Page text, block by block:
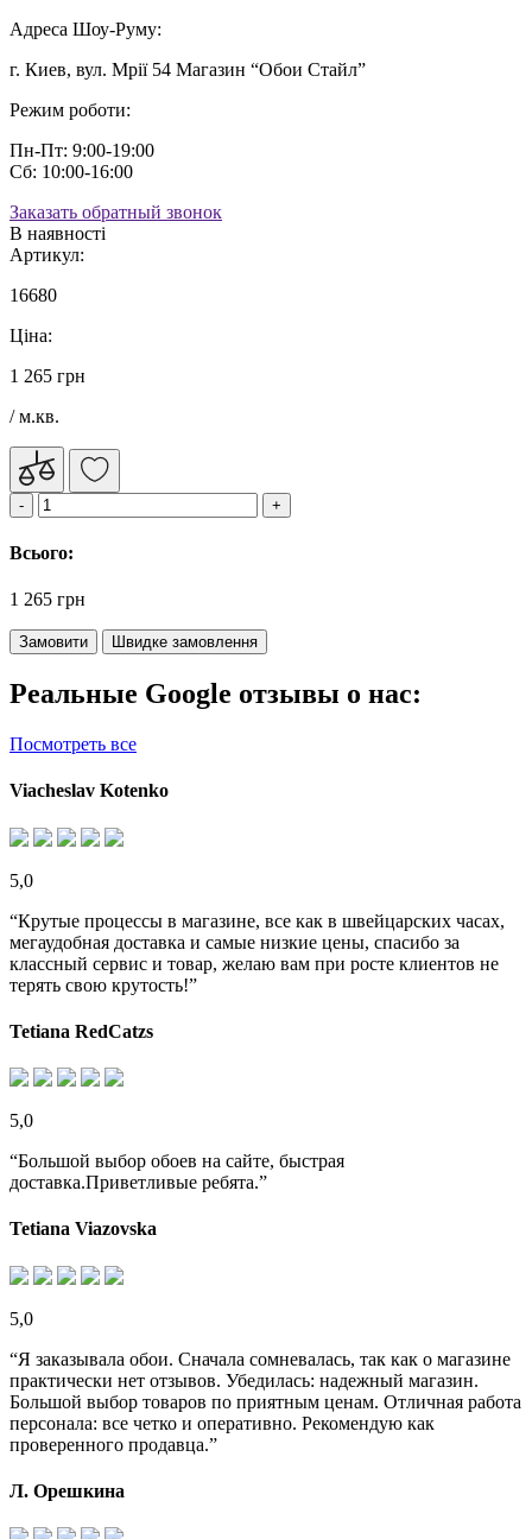
Адреса Шоу-Руму:
г. Киев, вул. Мрії 54 Магазин “Обои Стайл”
Режим роботи:
Пн-Пт: 9:00-19:00
Сб: 10:00-16:00
Заказать обратный звонок
В наявності
Артикул:
16680
Ціна:
1 265 грн
/ м.кв.
Всього:
1 265 грн
Замовити Швидке замовлення
Реальные Google отзывы о нас:
Посмотреть все
Viacheslav Kotenko
5,0
“Крутые процессы в магазине, все как в швейцарских часах,
мегаудобная доставка и самые низкие цены, спасибо за
классный сервис и товар, желаю вам при росте клиентов не
терять свою крутость!”
Tetiana RedCatzs
5,0
“Большой выбор обоев на сайте, быстрая
доставка.Приветливые ребята.”
Tetiana Viazovska
5,0
“Я заказывала обои. Сначала сомневалась, так как о магазине
практически нет отзывов. Убедилась: надежный магазин.
Большой выбор товаров по приятным ценам. Отличная работа
персонала: все четко и оперативно. Рекомендую как
проверенного продавца.”
Л. Орешкина